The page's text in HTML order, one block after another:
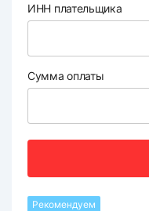
ИНН плательщика
Сумма оплаты
Рекомендуем